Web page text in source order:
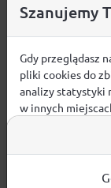
Buty
699,99zł
DOSTAWA
42 , 42 1/2 , 43
Szanujemy
Gdy przeglądasz
pliki cookies do
analizy statystyki
w innych
używanych
Aby dowiedzieć